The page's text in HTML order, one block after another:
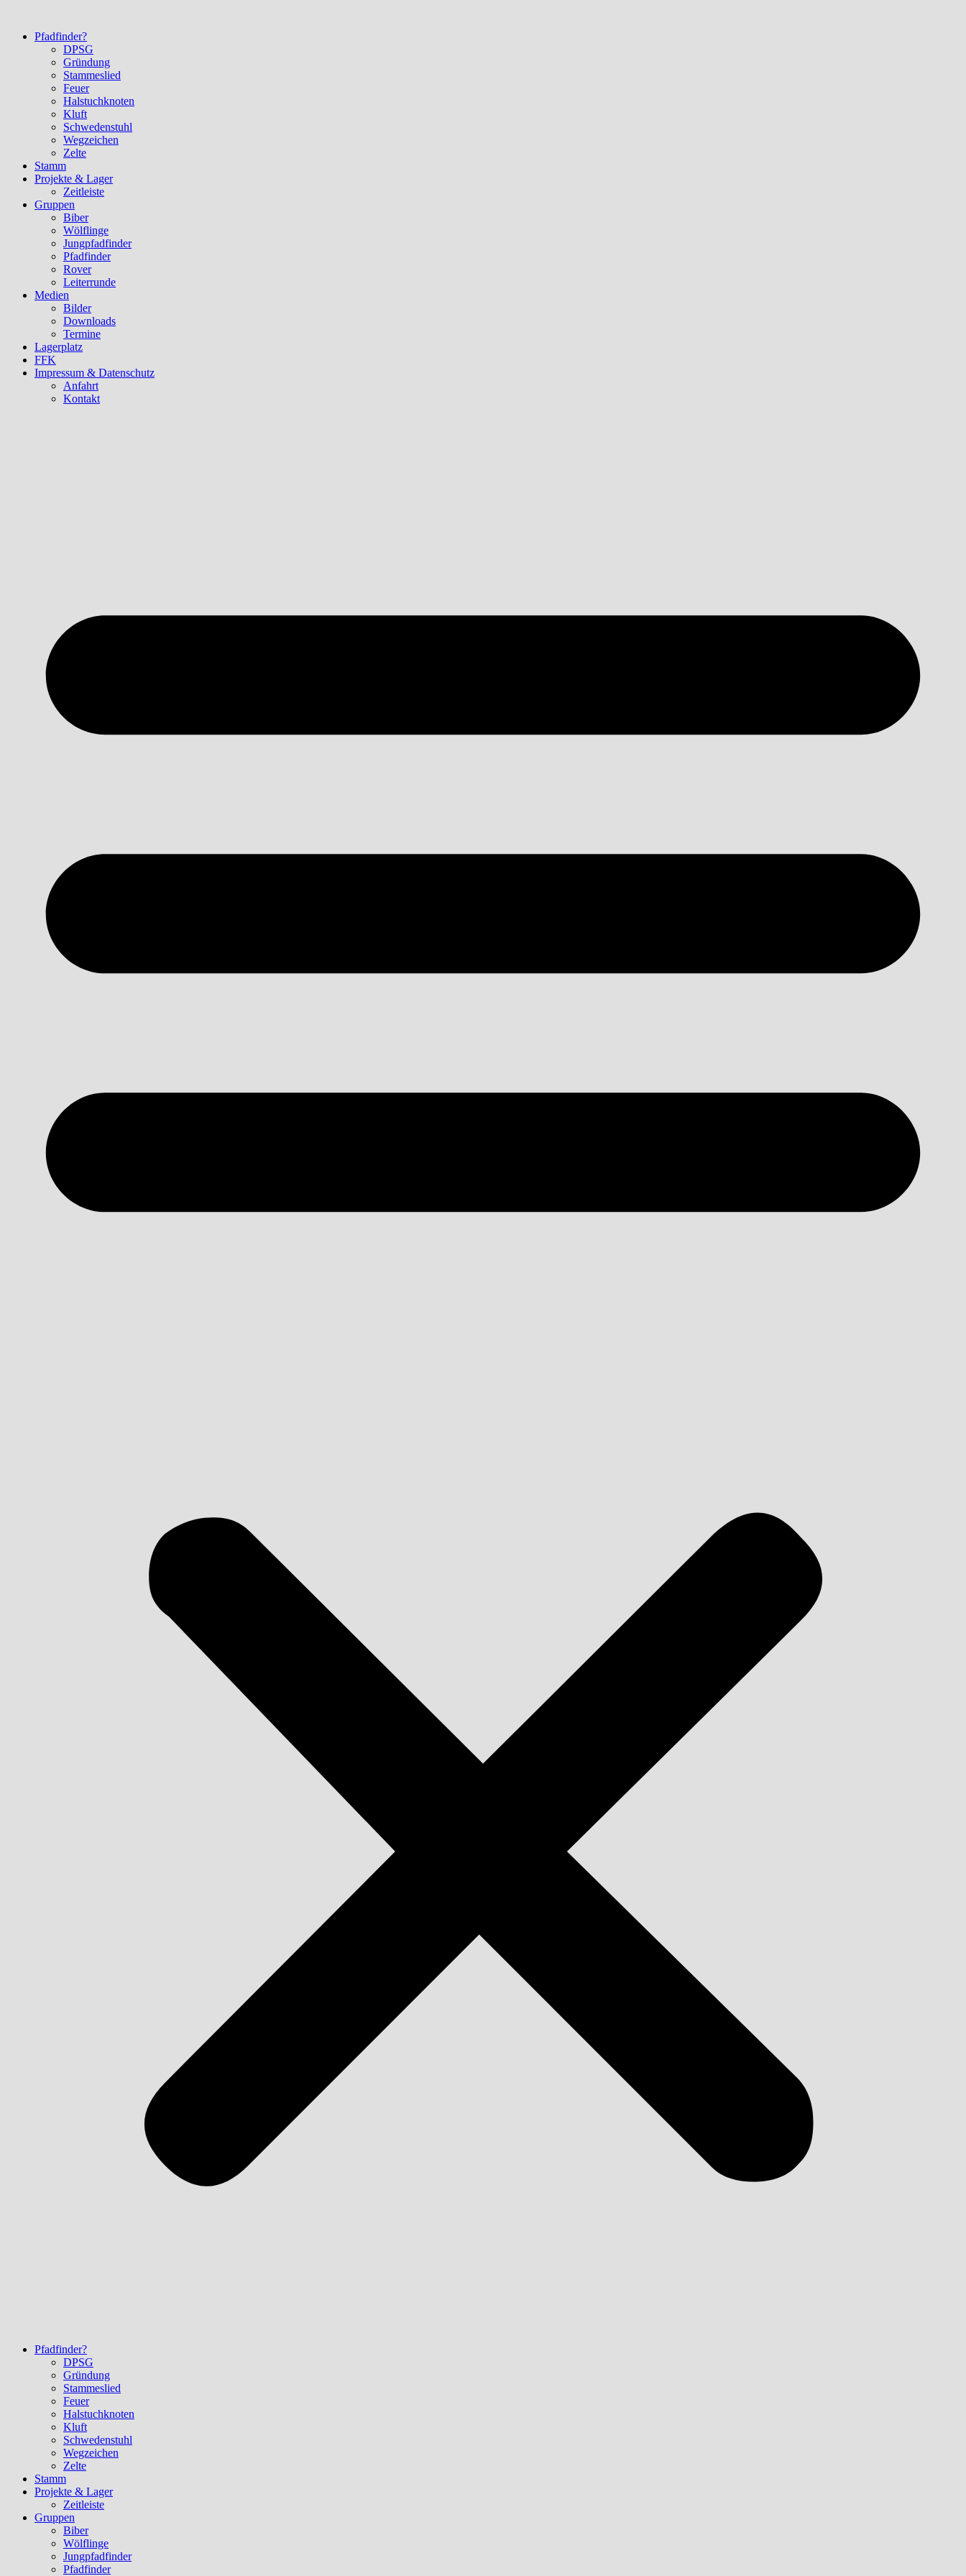
Pfadfinder?
DPSG
Gründung
Stammeslied
Feuer
Halstuchknoten
Kluft
Schwedenstuhl
Wegzeichen
Zelte
Stamm
Projekte & Lager
Zeitleiste
Gruppen
Biber
Wölflinge
Jungpfadfinder
Pfadfinder
Rover
Leiterrunde
Medien
Bilder
Downloads
Termine
Lagerplatz
FFK
Impressum & Datenschutz
Anfahrt
Kontakt
Pfadfinder?
DPSG
Gründung
Stammeslied
Feuer
Halstuchknoten
Kluft
Schwedenstuhl
Wegzeichen
Zelte
Stamm
Projekte & Lager
Zeitleiste
Gruppen
Biber
Wölflinge
Jungpfadfinder
Pfadfinder